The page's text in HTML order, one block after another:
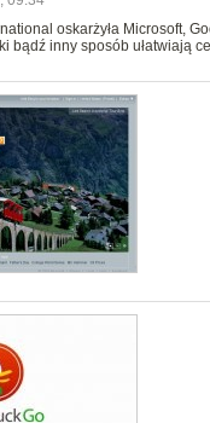
oskarżyła Microsoft,
bądź inny sposób ułatwiają